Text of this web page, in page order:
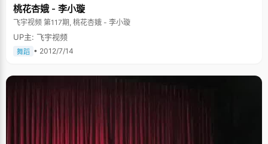
桃花杏娥 - 李小璇
飞宇视频 第117期, 桃花杏娥 - 李小璇
UP主: 飞宇视频
舞蹈 • 2012/7/14